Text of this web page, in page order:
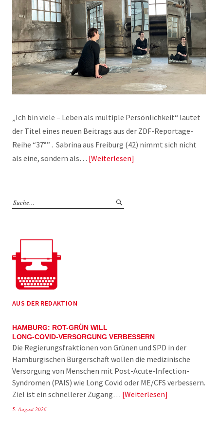
„Ich bin viele – Leben als multiple Persönlichkeit“ lautet
der Titel eines neuen Beitrags aus der ZDF-Reportage-
Reihe “37°” . Sabrina aus Freiburg (42) nimmt sich nicht
als eine, sondern als… Weiterlesen
AUS DER REDAKTION
HAMBURG: ROT-GRÜN WILL
LONG-COVID-VERSORGUNG VERBESSERN
Die Regierungsfraktionen von Grünen und SPD in der
Hamburgischen Bürgerschaft wollen die medizinische
Versorgung von Menschen mit Post-Acute-Infection-
Syndromen (PAIS) wie Long Covid oder ME/CFS verbessern.
Ziel ist ein schnellerer Zugang… Weiterlesen
5. August 2026